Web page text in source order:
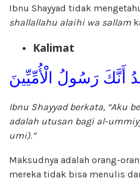
Ibnu Shayyad tidak
shallallahu alaihi wa sallam
Kalimat
أَنَّكَ رَسُولُ الْأُمِّيِّينَ
Ibnu Shayyad berkata, “Aku
adalah utusan bagi al-
umi).”
Maksudnya adalah orang-
mereka tidak bisa menulis